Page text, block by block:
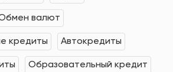
валют
кредиты Автокредиты
Образовательный кредит